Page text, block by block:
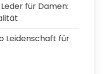
für Damen:
Leidenschaft für